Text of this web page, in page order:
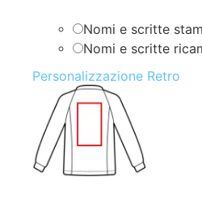
Nomi e scritte
Nomi e scritte
Personalizzazione Retro